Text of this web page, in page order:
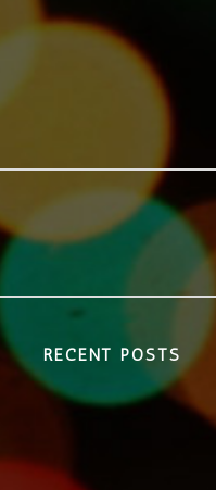
RECENT POSTS